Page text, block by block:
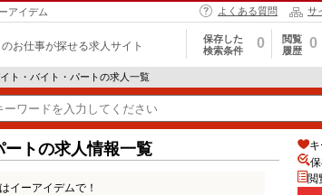
アイデム よくある質問 サ
のお仕事が探せる求人サイト
保存した
検索条件
0
閲覧
履歴
0
ト・バイト・パートの求人一覧
トの求人情報一覧
イーアイデムで！
閲